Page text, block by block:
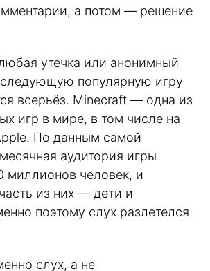
а потом — решение
утечка или анонимный
популярную игру
всерьёз. Minecraft — одна из
игр в мире, в том числе на
По данным самой
аудитория игры
миллионов человек, и
из них — дети и
поэтому слух разлетелся
слух, а не